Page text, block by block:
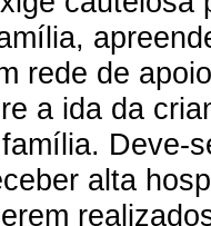
rede de
a ida da
Deve-
alta